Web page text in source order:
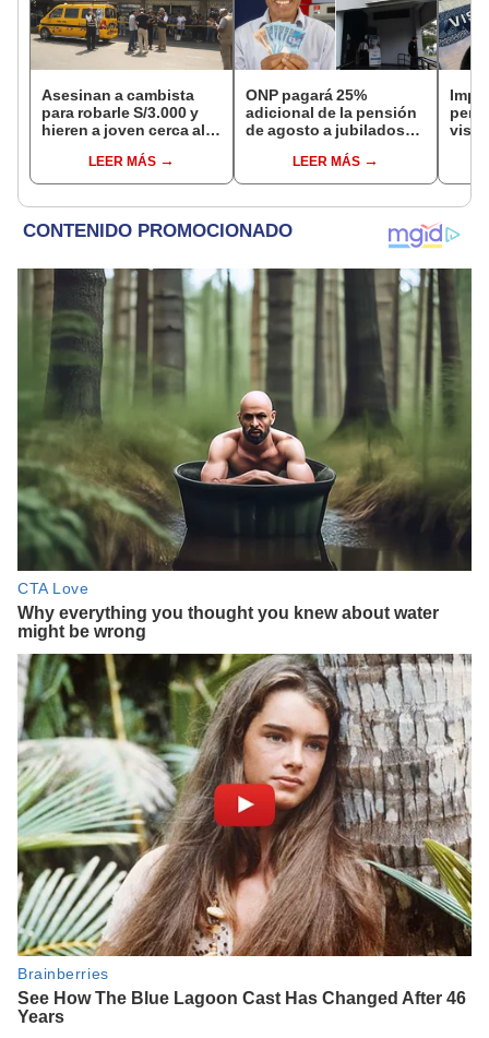
Asesinan a cambista
para robarle S/3.000 y
hieren a joven cerca al
CercadoLEER MÁS
ONP pagará 25%
adicional de la pensión
de agosto a jubilados
requisito: ¿cómo saber
si soy beneficiario?
LEER MÁS